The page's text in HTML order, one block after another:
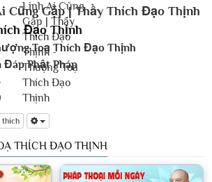
Cũng Gặp | Thầy Thích Đạo Thịnh
Đạo Thịnh
Toạ Thích Đạo Thịnh
Đáp Phật Pháp
thích
THÍCH ĐẠO THỊNH